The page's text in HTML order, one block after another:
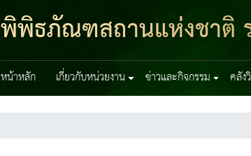
พิพิธภัณฑสถานแห่งชาติ
หน้าหลัก เกี่ยวกับหน่วยงาน ข่าวและกิจกรรม คลัง